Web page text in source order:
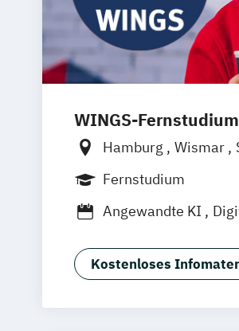
WINGS-Fernstudium
Hamburg Wismar
Frankfurt am Main
Fernstudium
Angewandte KI
IT-Management &
IT-Sicherheit und
Kostenloses